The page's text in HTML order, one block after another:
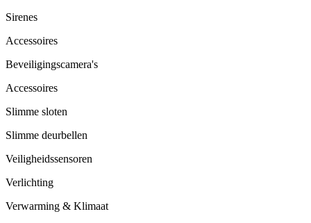
Sirenes
Accessoires
Beveiligingscamera's
Accessoires
Slimme sloten
Slimme deurbellen
Veiligheidssensoren
Verlichting
Verwarming & Klimaat